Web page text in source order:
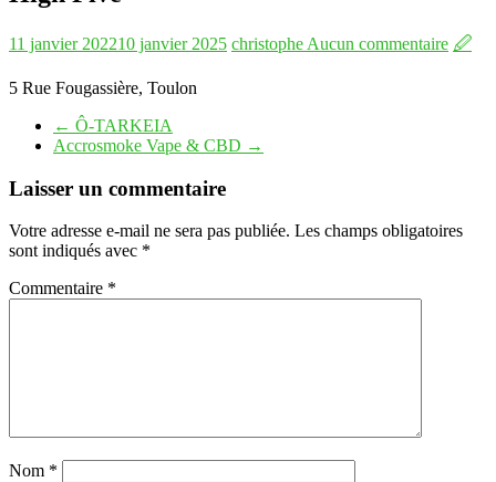
11 janvier 202210 janvier 2025 christophe Aucun commentaire 🖉
5 Rue Fougassière, Toulon
← Ô-TARKEIA
Accrosmoke Vape & CBD →
Laisser un commentaire
Votre adresse e-mail ne sera pas publiée. Les champs obligatoires
sont indiqués avec *
Commentaire *
Nom *